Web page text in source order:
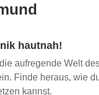
hautnah!
aufregende Welt
Finde heraus, wie
kannst.